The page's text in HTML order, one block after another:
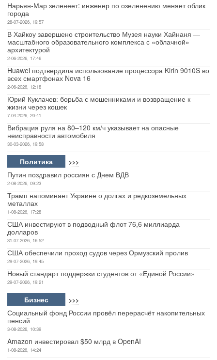
Нарьян-Мар зеленеет: инженер по озеленению меняет облик
города
28-07-2026, 19:57
В Хайкоу завершено строительство Музея науки Хайнаня —
масштабного образовательного комплекса с «облачной»
архитектурой
2-06-2026, 17:46
Huawei подтвердила использование процессора Kirin 9010S во
всех смартфонах Nova 16
2-06-2026, 12:18
Юрий Куклачев: борьба с мошенниками и возвращение к
жизни через кошек
7-04-2026, 20:41
Вибрация руля на 80–120 км/ч указывает на опасные
неисправности автомобиля
30-03-2026, 19:58
Политика >>>
Путин поздравил россиян с Днем ВДВ
2-08-2026, 09:23
Трамп напоминает Украине о долгах и редкоземельных
металлах
1-08-2026, 17:28
США инвестируют в подводный флот 76,6 миллиарда
долларов
31-07-2026, 16:52
США обеспечили проход судов через Ормузский пролив
29-07-2026, 19:45
Новый стандарт поддержки студентов от «Единой России»
29-07-2026, 19:21
Бизнес >>>
Социальный фонд России провёл перерасчёт накопительных
пенсий
3-08-2026, 10:39
Amazon инвестировал $50 млрд в OpenAI
1-08-2026, 14:24